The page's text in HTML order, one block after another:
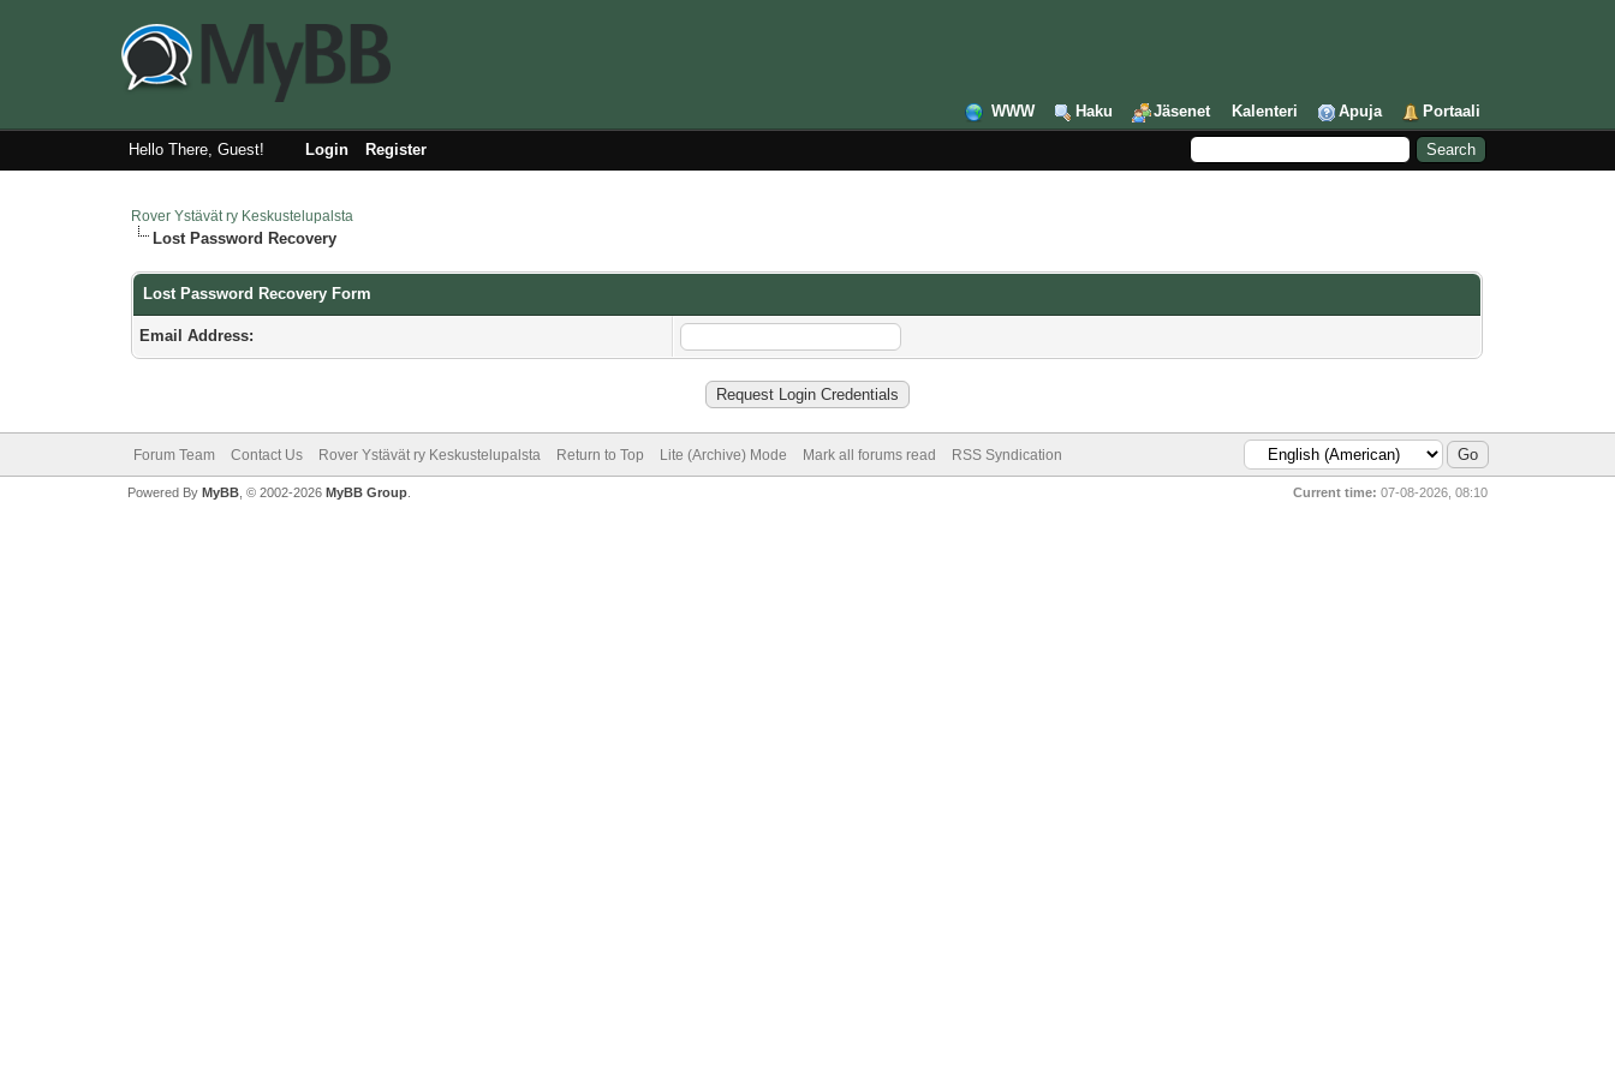
WWW Haku Jäsenet Kalenteri Apuja Portaali
Hello There, Guest! Login Register
Rover Ystävät ry Keskustelupalsta
Lost Password Recovery
Lost Password Recovery Form
Email Address:
Forum Team Contact Us Rover Ystävät ry Keskustelupalsta Return to Top Lite (Archive) Mode Mark all forums read RSS Syndication
Current time: 07-08-2026, 08:10
Powered By MyBB, © 2002-2026 MyBB Group.